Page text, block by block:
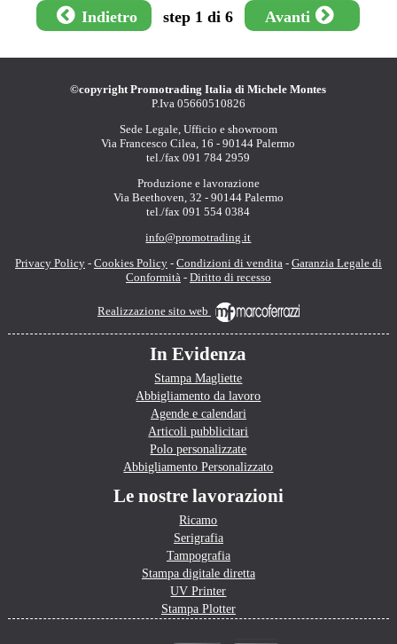
Indietro step 1 di 6 Avanti
©copyright Promotrading Italia di Michele Montes
P.Iva 05660510826
Sede Legale, Ufficio e showroom
Via Francesco Cilea, 16 - 90144 Palermo
tel./fax 091 784 2959
Produzione e lavorazione
Via Beethoven, 32 - 90144 Palermo
tel./fax 091 554 0384
info@promotrading.it
Privacy Policy- Cookies Policy- Condizioni di vendita- Garanzia Legale di
Conformità- Diritto di recesso
Realizzazione sito web
In Evidenza
Stampa Magliette
Abbigliamento da lavoro
Agende e calendari
Articoli pubblicitari
Polo personalizzate
Abbigliamento Personalizzato
Le nostre lavorazioni
Ricamo
Serigrafia
Tampografia
Stampa digitale diretta
UV Printer
Stampa Plotter